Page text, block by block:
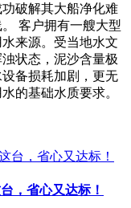
破解其大船净化难
客户拥有一艘大型
来源。受当地水文
状态，泥沙含量极
备损耗加剧，更无
的基础水质要求。
，省心又达标！